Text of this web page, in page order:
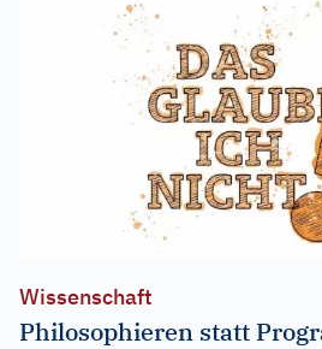
Wissenschaft
Philosophieren statt